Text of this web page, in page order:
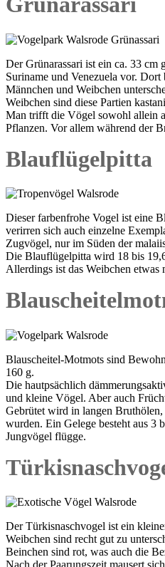
Der Grünarassari ist ein ca. 33 cm
Suriname und Venezuela vor.
Männchen und Weibchen
Weibchen sind diese Partien
Man trifft die Vögel sowohl allein
Pflanzen. Vor allem während der
Blauflügelpitta
Dieser farbenfrohe Vogel ist eine
verirren sich auch einzelne
Zugvögel, nur im Süden der
Die Blauflügelpitta wird 18 bis
Allerdings ist das Weibchen etwas
Blauscheitel-Motmots sind
160 g.
Die hautpsächlich
und kleine Vögel. Aber auch
Gebrütet wird in langen
wurden. Ein Gelege besteht aus 3
Jungvögel flügge.
Der Türkisnaschvogel ist ein
Weibchen sind recht gut zu
Beinchen sind rot, was auch die
Nach der Paarungszeit mausert